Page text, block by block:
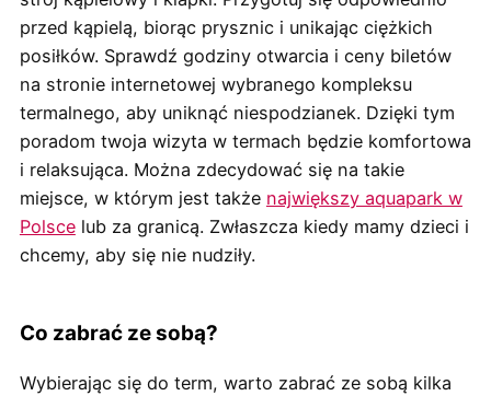
przed kąpielą, biorąc prysznic i unikając ciężkich
posiłków. Sprawdź godziny otwarcia i ceny biletów
na stronie internetowej wybranego kompleksu
termalnego, aby uniknąć niespodzianek. Dzięki tym
poradom twoja wizyta w termach będzie komfortowa
i relaksująca. Można zdecydować się na takie
miejsce, w którym jest także największy aquapark w
Polscelub za granicą. Zwłaszcza kiedy mamy dzieci i
chcemy, aby się nie nudziły.
Co zabrać ze sobą?
Wybierając się do term, warto zabrać ze sobą kilka